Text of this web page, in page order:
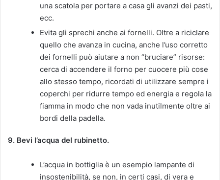
una scatola per portare a casa gli avanzi dei pasti,
ecc.
Evita gli sprechi anche ai fornelli. Oltre a riciclare
quello che avanza in cucina, anche l’uso corretto
dei fornelli può aiutare a non “bruciare” risorse:
cerca di accendere il forno per cuocere più cose
allo stesso tempo, ricordati di utilizzare sempre i
coperchi per ridurre tempo ed energia e regola la
fiamma in modo che non vada inutilmente oltre ai
bordi della padella.
9. Bevi l’acqua del rubinetto.
L’acqua in bottiglia è un esempio lampante di
insostenibilità, se non, in certi casi, di vera e